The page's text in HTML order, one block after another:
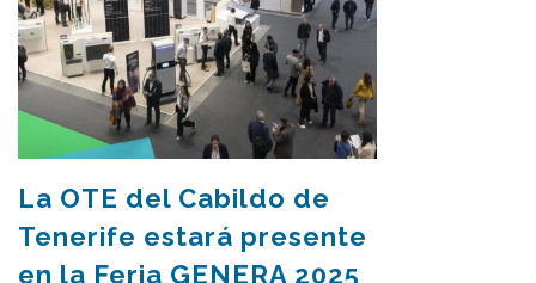
La OTE del Cabildo de
Tenerife estará presente
en la Feria GENERA 2025